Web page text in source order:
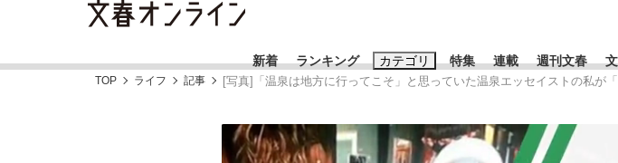
新着 ランキング カテゴリ 特集 連載 週刊文春
TOP ライフ 記事 [写真]「温泉は地方に行ってこそ」と思っていた温泉エッセイストの私が